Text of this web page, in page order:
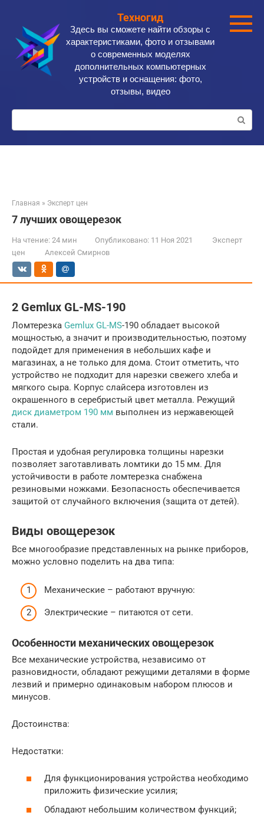
контенту
Техногид
Здесь вы сможете найти обзоры с
характеристиками, фото и отзывами
о современных моделях
дополнительных компьютерных
устройств и оснащения: фото,
отзывы, видео
Поиск:
Главная » Эксперт цен
7 лучших овощерезок
На чтение: 24 мин Опубликовано: 11 Ноя 2021
Эксперт
цен
Алексей Смирнов
2 Gemlux GL-MS-190
Ломтерезка Gemlux GL-MS-190 обладает высокой
мощностью, а значит и производительностью, поэтому
подойдет для применения в небольших кафе и
магазинах, а не только для дома. Стоит отметить, что
устройство не подходит для нарезки свежего хлеба и
мягкого сыра. Корпус слайсера изготовлен из
окрашенного в серебристый цвет металла. Режущий
диск диаметром 190 мм выполнен из нержавеющей
стали.
Простая и удобная регулировка толщины нарезки
позволяет заготавливать ломтики до 15 мм. Для
устойчивости в работе ломтерезка снабжена
резиновыми ножками. Безопасность обеспечивается
защитой от случайного включения (защита от детей).
Виды овощерезок
Все многообразие представленных на рынке приборов,
можно условно поделить на два типа:
Механические – работают вручную:
Электрические – питаются от сети.
Особенности механических овощерезок
Все механические устройства, независимо от
разновидности, обладают режущими деталями в форме
лезвий и примерно одинаковым набором плюсов и
минусов.
Достоинства:
Недостатки:
Для функционирования устройства необходимо
приложить физические усилия;
Обладают небольшим количеством функций;